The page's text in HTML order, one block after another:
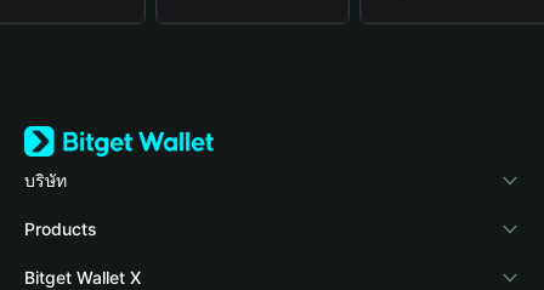
บริษัท
เกี่ยวกับ Bitget Wallet
Blog
Products
Crypto Card
Bitget Wallet X